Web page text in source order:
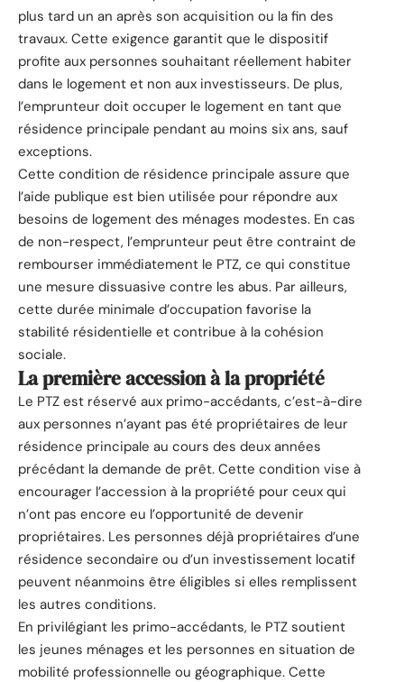
plus tard un an après son acquisition ou la fin des
travaux. Cette exigence garantit que le dispositif
profite aux personnes souhaitant réellement habiter
dans le logement et non aux investisseurs. De plus,
l’emprunteur doit occuper le logement en tant que
résidence principale pendant au moins six ans, sauf
exceptions.
Cette condition de résidence principale assure que
l’aide publique est bien utilisée pour répondre aux
besoins de logement des ménages modestes. En cas
de non-respect, l’emprunteur peut être contraint de
rembourser immédiatement le PTZ, ce qui constitue
une mesure dissuasive contre les abus. Par ailleurs,
cette durée minimale d’occupation favorise la
stabilité résidentielle et contribue à la cohésion
sociale.
La première accession à la propriété
Le PTZ est réservé aux primo-accédants, c’est-à-dire
aux personnes n’ayant pas été propriétaires de leur
résidence principale au cours des deux années
précédant la demande de prêt. Cette condition vise à
encourager l’accession à la propriété pour ceux qui
n’ont pas encore eu l’opportunité de devenir
propriétaires. Les personnes déjà propriétaires d’une
résidence secondaire ou d’un investissement locatif
peuvent néanmoins être éligibles si elles remplissent
les autres conditions.
En privilégiant les primo-accédants, le PTZ soutient
les jeunes ménages et les personnes en situation de
mobilité professionnelle ou géographique. Cette